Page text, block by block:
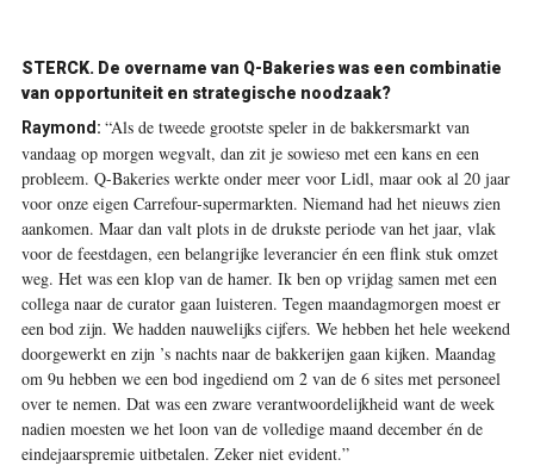
STERCK. De overname van Q-Bakeries was een combinatie
van opportuniteit en strategische noodzaak?
Raymond: “Als de tweede grootste speler in de bakkersmarkt van
vandaag op morgen wegvalt, dan zit je sowieso met een kans en een
probleem. Q-Bakeries werkte onder meer voor Lidl, maar ook al 20 jaar
voor onze eigen Carrefour-supermarkten. Niemand had het nieuws zien
aankomen. Maar dan valt plots in de drukste periode van het jaar, vlak
voor de feestdagen, een belangrijke leverancier én een flink stuk omzet
weg. Het was een klop van de hamer. Ik ben op vrijdag samen met een
collega naar de curator gaan luisteren. Tegen maandagmorgen moest er
een bod zijn. We hadden nauwelijks cijfers. We hebben het hele weekend
doorgewerkt en zijn ’s nachts naar de bakkerijen gaan kijken. Maandag
om 9u hebben we een bod ingediend om 2 van de 6 sites met personeel
over te nemen. Dat was een zware verantwoordelijkheid want de week
nadien moesten we het loon van de volledige maand december én de
eindejaarspremie uitbetalen. Zeker niet evident.”